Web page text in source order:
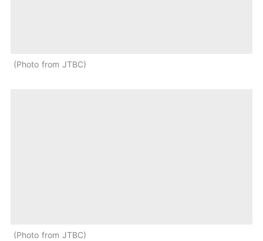
Photo from JTBC
Photo from JTBC